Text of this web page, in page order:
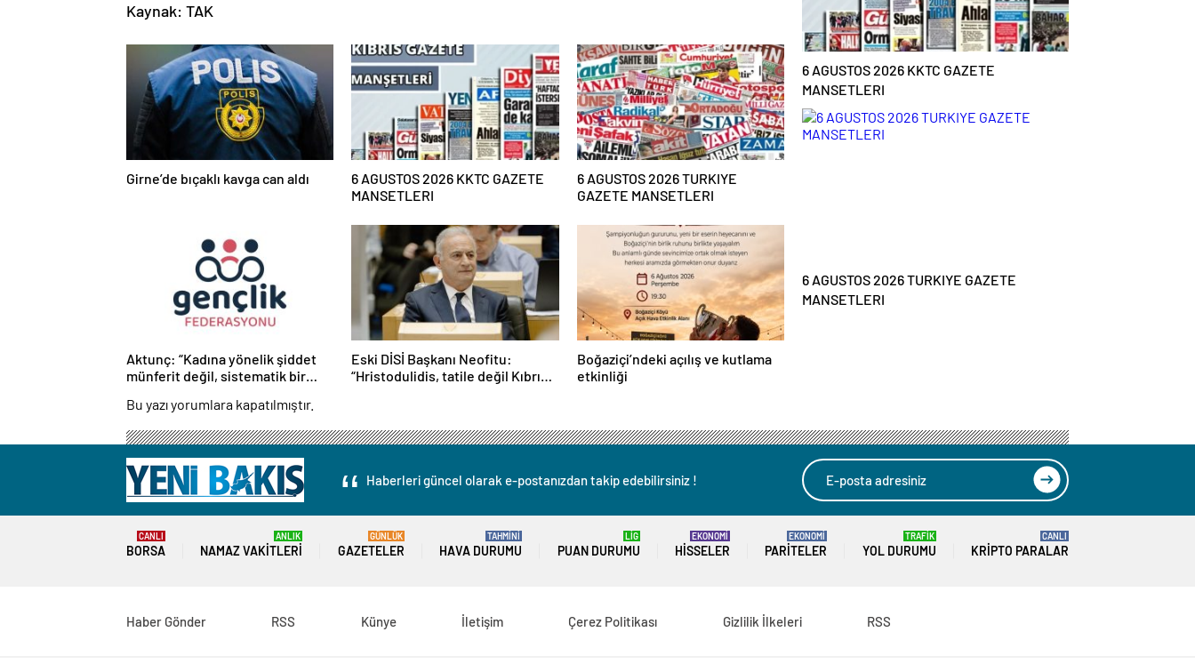
Kaynak: TAK
Girne’de bıçaklı kavga can aldı
6 AGUSTOS 2026 KKTC GAZETE
MANSETLERI
6 AGUSTOS 2026 TURKIYE
GAZETE MANSETLERI
Aktunç: “Kadına yönelik şiddet
münferit değil, sistematik bir
Eski DİSİ Başkanı Neofitu:
“Hristodulidis, tatile değil Kıbrıs
Boğaziçi’ndeki açılış ve kutlama
etkinliği
Bu yazı yorumlara kapatılmıştır.
6 AGUSTOS 2026 KKTC GAZETE
MANSETLERI
6 AGUSTOS 2026 TURKIYE GAZETE
MANSETLERI
Haberleri güncel olarak e-postanızdan takip edebilirsiniz !
BORSA
CANLI
NAMAZ VAKITLERI
ANLIK
GAZETELER
GÜNLÜK
HAVA DURUMU
TAHMİNİ
PUAN DURUMU
LİG
HISSELER
EKONOMİ
PARITELER
EKONOMİ
YOL DURUMU
TRAFİK
KRIPTO PARALAR
CANLI
Haber Gönder RSS Künye İletişim Çerez Politikası Gizlilik İlkeleri RSS